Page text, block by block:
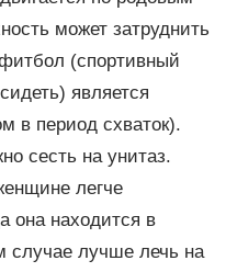
может затруднить
(спортивный
является
в период схваток).
сесть на унитаз.
легче
она находится в
случае лучше лечь на